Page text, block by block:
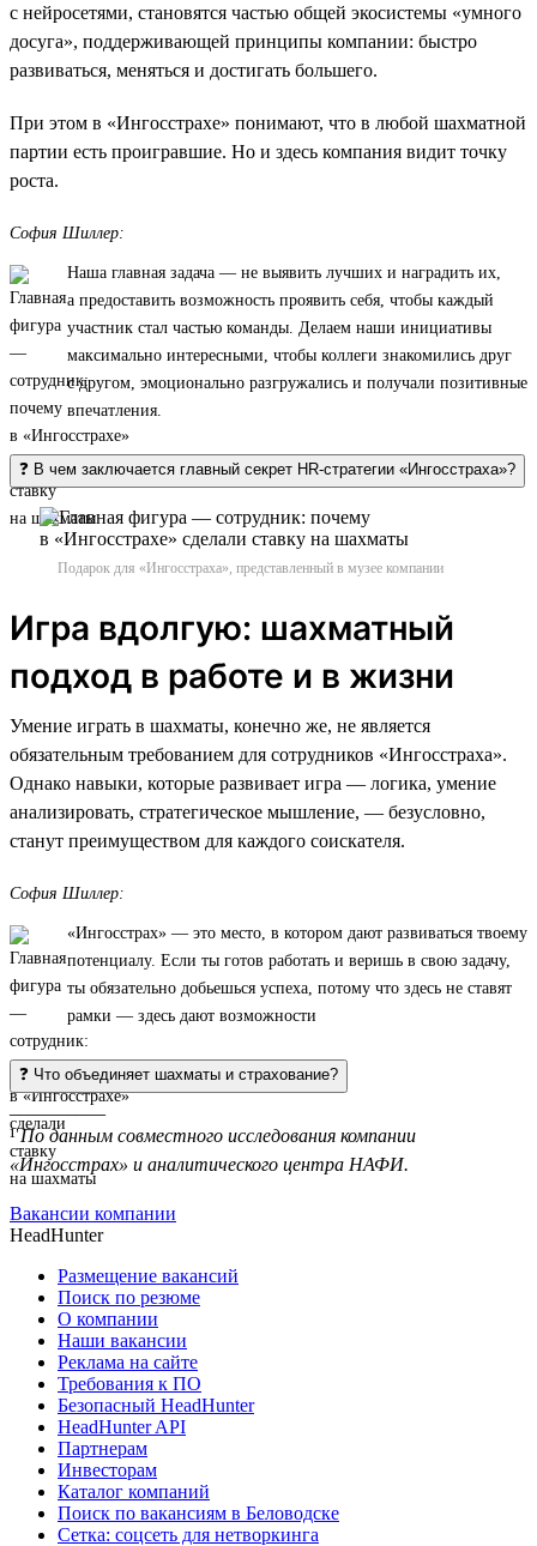
с нейросетями, становятся частью общей экосистемы «умного
досуга», поддерживающей принципы компании: быстро
развиваться, меняться и достигать большего.
При этом в «Ингосстрахе» понимают, что в любой шахматной
партии есть проигравшие. Но и здесь компания видит точку
роста.
София Шиллер:
Наша главная задача — не выявить лучших и наградить их,
а предоставить возможность проявить себя, чтобы каждый
участник стал частью команды. Делаем наши инициативы
максимально интересными, чтобы коллеги знакомились друг
с другом, эмоционально разгружались и получали позитивные
впечатления.
❓ В чем заключается главный секрет HR-стратегии «Ингосстраха»?
Подарок для «Ингосстраха», представленный в музее компании
Игра вдолгую: шахматный
подход в работе и в жизни
Умение играть в шахматы, конечно же, не является
обязательным требованием для сотрудников «Ингосстраха».
Однако навыки, которые развивает игра — логика, умение
анализировать, стратегическое мышление, — безусловно,
станут преимуществом для каждого соискателя.
София Шиллер:
«Ингосстрах» — это место, в котором дают развиваться твоему
потенциалу. Если ты готов работать и веришь в свою задачу,
ты обязательно добьешься успеха, потому что здесь не ставят
рамки — здесь дают возможности
❓ Что объединяет шахматы и страхование?
__________
¹По данным совместного исследования компании
«Ингосстрах» и аналитического центра НАФИ.
Вакансии компании
HeadHunter
Размещение вакансий
Поиск по резюме
О компании
Наши вакансии
Реклама на сайте
Требования к ПО
Безопасный HeadHunter
HeadHunter API
Партнерам
Инвесторам
Каталог компаний
Поиск по вакансиям в Беловодске
Сетка: соцсеть для нетворкинга